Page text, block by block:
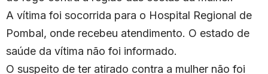
A vítima foi socorrida para o Hospital Regional de
Pombal, onde recebeu atendimento. O estado de
saúde da vítima não foi informado.
O suspeito de ter atirado contra a mulher não foi